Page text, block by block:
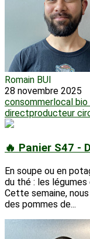
Romain BUI
28 novembre 2025
consommerlocal bio
directproducteur
🔥 Panier S47 -
En soupe ou en
du thé : les
Cette semaine,
des pommes de...